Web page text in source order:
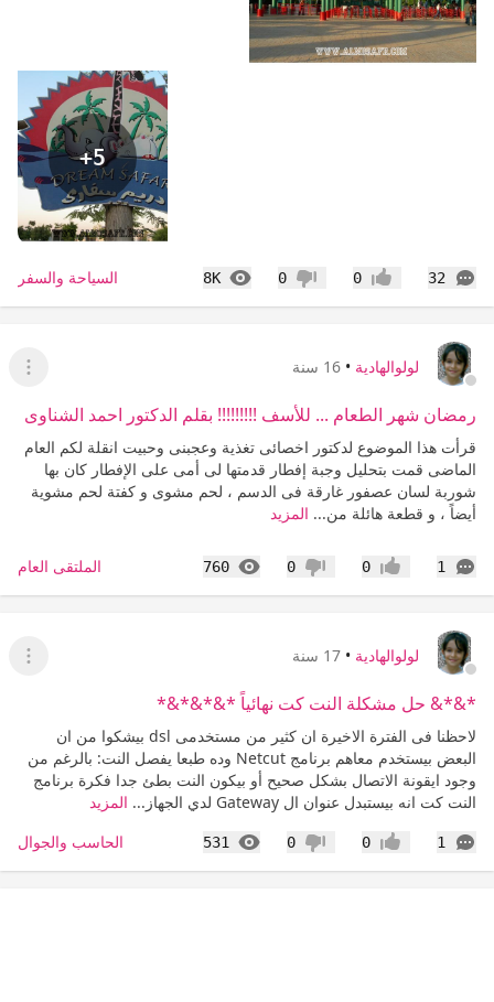
+5
32
التعليقات إعجاب0 عدم إعجاب
0
8K
المشاهدات السياحة والسفر
لولوالهادية • 16 سنة
عرض
رمضان شهر الطعام ... للأسف !!!!!!!!! بقلم الدكتور احمد الشناوى
قرأت هذا الموضوع لدكتور اخصائى تغذية وعجبنى وحبيت انقلة لكم العام
الماضى قمت بتحليل وجبة إفطار قدمتها لى أمى على الإفطار كان بها
شوربة لسان عصفور غارقة فى الدسم ، لحم مشوى و كفتة لحم مشوية
أيضاً ، و قطعة هائلة من... المزيد
1
التعليقات إعجاب0 عدم إعجاب
0
760
المشاهدات الملتقى العام
لولوالهادية • 17 سنة
عرض
*&*& حل مشكلة النت كت نهائياً *&*&*&*
لاحظنا فى الفترة الاخيرة ان كثير من مستخدمى dsl بيشكوا من ان
البعض بيستخدم معاهم برنامج Netcut وده طبعا يفصل النت: بالرغم من
وجود ايقونة الاتصال بشكل صحيح أو بيكون النت بطئ جدا فكرة برنامج
النت كت انه بيستبدل عنوان ال Gateway لدي الجهاز...
المزيد
1
التعليقات إعجاب0 عدم إعجاب
0
531
المشاهدات الحاسب والجوال